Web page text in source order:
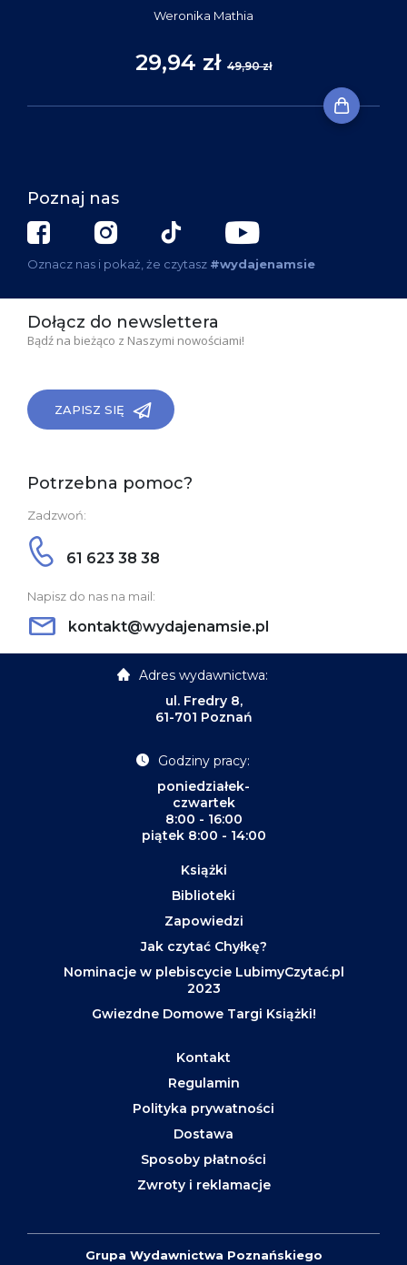
Weronika Mathia
29,94 zł 49,90 zł
Poznaj nas
Oznacz nas i pokaż, że czytasz #wydajenamsie
Dołącz do newslettera
Bądź na bieżąco z Naszymi nowościami!
ZAPISZ SIĘ
Potrzebna pomoc?
Zadzwoń:
61 623 38 38
Napisz do nas na mail:
kontakt@wydajenamsie.pl
Adres wydawnictwa:
ul. Fredry 8,
61-701 Poznań
Godziny pracy:
poniedziałek-
czwartek
8:00 - 16:00
piątek 8:00 - 14:00
Książki
Biblioteki
Zapowiedzi
Jak czytać Chyłkę?
Nominacje w plebiscycie LubimyCzytać.pl
2023
Gwiezdne Domowe Targi Książki!
Kontakt
Regulamin
Polityka prywatności
Dostawa
Sposoby płatności
Zwroty i reklamacje
Grupa Wydawnictwa Poznańskiego